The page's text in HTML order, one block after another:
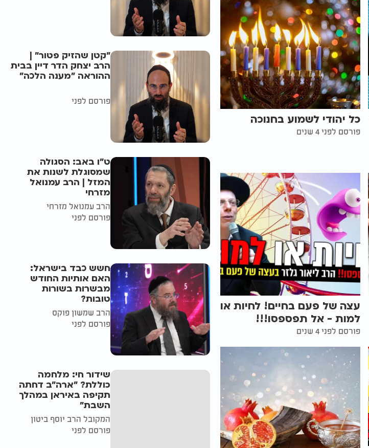
כל יהודי לשמוע בחנוכה
פורסם לפני 4 שנים
עצה של פעם בחיים! לחיות או
למות - אל תפספסו!!!
פורסם לפני 4 שנים
"קטן שהזיק פטור" |
הרב יצחק הדר דיין בבית
ההוראה "מענה הלכה"
פורסם לפני
ט"ו באב: הסגולה
שמסוגלת לשנות את
המזל | הרב עמנואל
מזרחי
הרב עמנואל מזרחי
פורסם לפני
חשש כבד בישראל:
האם אותיות החודש
מבשרות בשורות
טובות?
הרב שמשון פוקס
פורסם לפני
שידור חי: מלחמה
כוללת? ״ארה"ב דחתה
תקיפה באיראן במהלך
השבת״
המקובל הרב יוסף ביטון
פורסם לפני